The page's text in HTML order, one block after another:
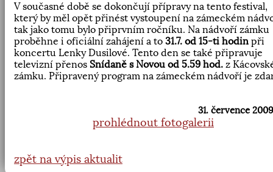
V současné době se dokončují přípravy na tento festival,
který by měl opět přinést vystoupení na zámeckém
tak jako tomu bylo připrvním ročníku. Na nádvoří zámku
proběhne i oficiální zahájení a to 31.7. od 15-ti hodin při
koncertu Lenky Dusilové. Tento den se také připravuje
televizní přenos Snídaně s Novou od 5.59 hod. z
zámku. Připravený program na zámeckém nádvoří je
31. července
prohlédnout fotogalerii
zpět na výpis aktualit